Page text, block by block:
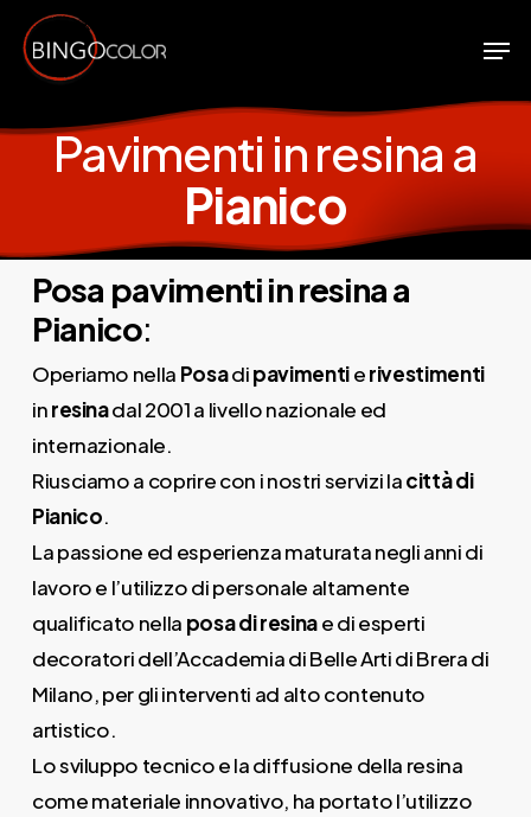
Skip
contentPavimenti in resina a
Pianico
Posa pavimenti in resina a
Pianico:
Operiamo nella Posadipavimentierivestimenti
inresinadal 2001 a livello nazionale ed
internazionale.
Riusciamo a coprire con i nostri servizi lacittà di
Pianico.
La passione ed esperienza maturata negli anni di
lavoro e l’utilizzo di personale altamente
qualificato nella posa di resinae di esperti
decoratori dell’Accademia di Belle Arti di Brera di
Milano, per gli interventi ad alto contenuto
artistico.
Lo sviluppo tecnico e la diffusione della resina
come materiale innovativo, ha portato l’utilizzo
Menu